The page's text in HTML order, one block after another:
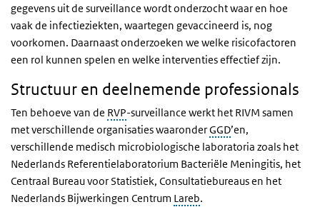
gegevens uit de surveillance wordt onderzocht waar en hoe
vaak de infectieziekten, waartegen gevaccineerd is, nog
voorkomen. Daarnaast onderzoeken we welke risicofactoren
een rol kunnen spelen en welke interventies effectief zijn.
Structuur en deelnemende professionals
Ten behoeve van de RVP-surveillance werkt het RIVM samen
met verschillende organisaties waaronderGGD’en,
verschillende medisch microbiologische laboratoria zoals het
Nederlands Referentielaboratorium Bacteriële Meningitis, het
Centraal Bureau voor Statistiek, Consultatiebureaus en het
Nederlands Bijwerkingen Centrum Lareb.